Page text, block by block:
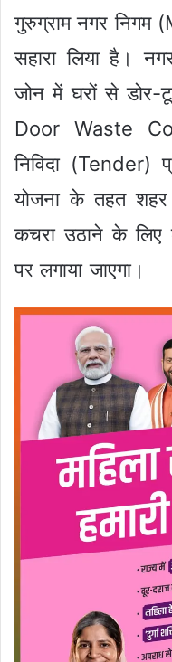
गुरुग्राम नगर निगम
सहारा लिया है।
जोन में घरों से
Door Waste
निविदा
योजना के तहत शहर
कचरा उठाने के
पर लगाया जाएगा।